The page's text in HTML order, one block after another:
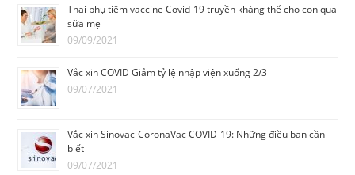
Thai phụ tiêm vaccine Covid-19 truyền kháng thể cho con qua
sữa mẹ
09/09/2021
Vắc xin COVID Giảm tỷ lệ nhập viện xuống 2/3
09/07/2021
Vắc xin Sinovac-CoronaVac COVID-19: Những điều bạn cần
biết
09/07/2021